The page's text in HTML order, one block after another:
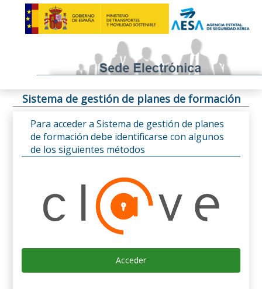
Sistema de gestión de planes de formación
Para acceder a Sistema de gestión de planes
de formación debe identificarse con algunos
de los siguientes métodos
Acceder